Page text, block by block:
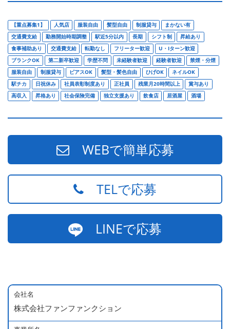
【重点募集1】 人気店 服装自由 髪型自由 制服貸与
まかない有
交通費支給
勤務開始時期調整 駅近5分以内 長期 シフト制
昇給あり
食事補助あり
交通費支給 転勤なし フリーター歓迎
U・Iターン歓迎
ブランクOK
第二新卒歓迎 学歴不問 未経験者歓迎 経験者歓迎
禁煙・分煙
服装自由
制服貸与 ピアスOK 髪型・髪色自由 ひげOK
ネイルOK
駅チカ
日祝休み 社員表彰制度あり 正社員 残業月20時間以上
賞与あり
高収入
昇格あり 社会保険完備 独立支援あり 飲食店 居酒屋 酒場
WEBで簡単応募
TELで応募
LINEで応募
会社名
株式会社ファンファンクション